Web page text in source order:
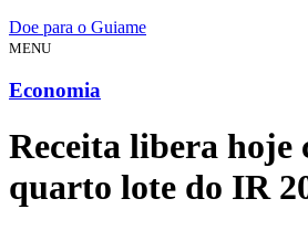
Doe para o Guiame
MENU
Economia
Receita libera hoje
quarto lote do IR